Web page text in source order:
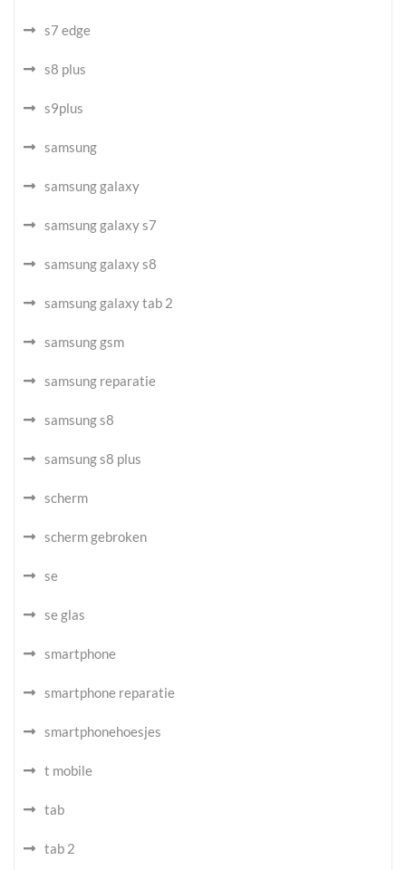
s7 edge
s8 plus
s9plus
samsung
samsung galaxy
samsung galaxy s7
samsung galaxy s8
samsung galaxy tab 2
samsung gsm
samsung reparatie
samsung s8
samsung s8 plus
scherm
scherm gebroken
se
se glas
smartphone
smartphone reparatie
smartphonehoesjes
t mobile
tab
tab 2